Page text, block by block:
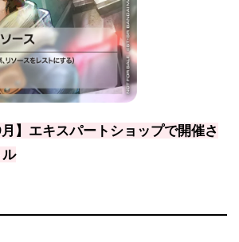
】エキスパートショップで開催さ